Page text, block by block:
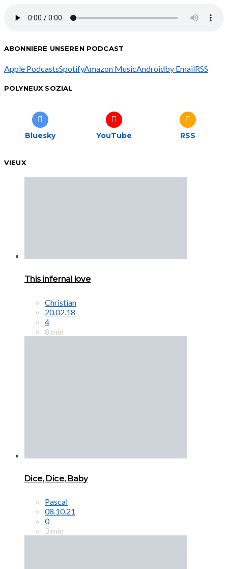
ABONNIERE UNSEREN PODCAST
Apple PodcastsSpotifyAmazon MusicAndroidby EmailRSS
POLYNEUX SOZIAL
Bluesky YouTube RSS
VIEUX
This infernal love
Christian
20.02.18
4
8 min
Dice, Dice, Baby
Pascal
08.10.21
0
3 min